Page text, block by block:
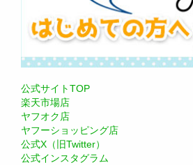
公式サイトTOP
楽天市場店
ヤフオク店
ヤフーショッピング店
公式X（旧Twitter）
公式インスタグラム